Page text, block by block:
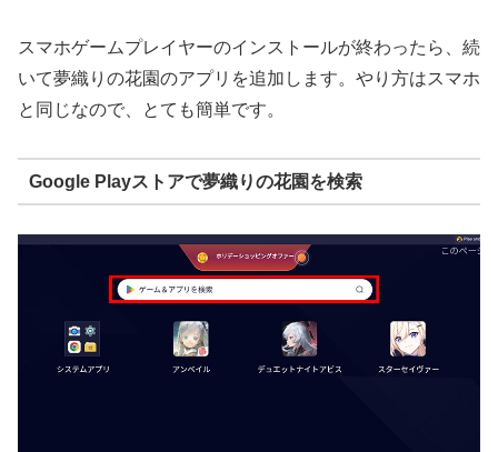
スマホゲームプレイヤーのインストールが終わったら、続
いて夢織りの花園のアプリを追加します。やり方はスマホ
と同じなので、とても簡単です。
Google Playストアで夢織りの花園を検索